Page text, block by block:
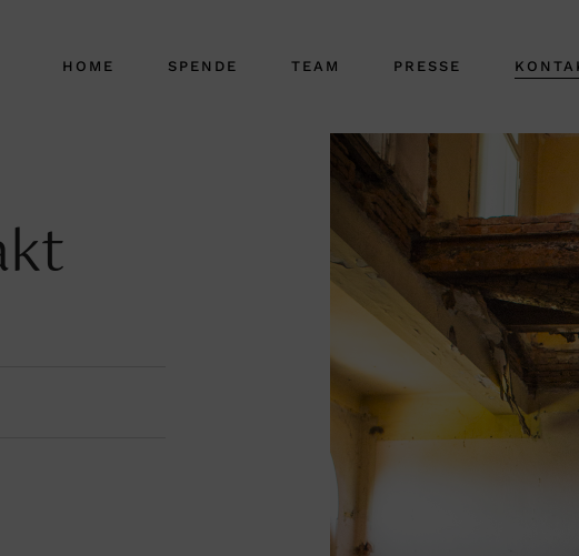
HOME SPENDE TEAM PRESSE